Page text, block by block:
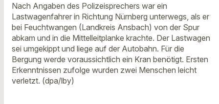
Nach Angaben des Polizeisprechers war ein
Lastwagenfahrer in Richtung Nürnberg unterwegs, als er
bei Feuchtwangen (Landkreis Ansbach) von der Spur
abkam und in die Mittelleitplanke krachte. Der Lastwagen
sei umgekippt und liege auf der Autobahn. Für die
Bergung werde voraussichtlich ein Kran benötigt. Ersten
Erkenntnissen zufolge wurden zwei Menschen leicht
verletzt. (dpa/lby)